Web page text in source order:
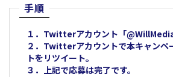
手順
１．Twitterアカウント「
２．Twitterアカウントで本キャンペ
トをリツイート。
３．上記で応募は完了です。